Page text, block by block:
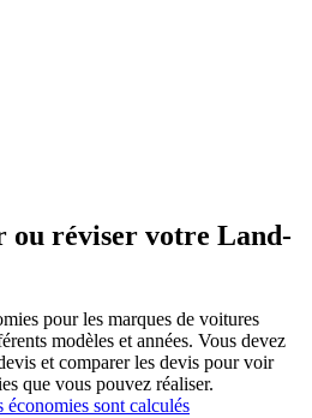
réviser votre Land-
pour les marques de voitures
modèles et années. Vous devez
et comparer les devis pour voir
que vous pouvez réaliser.
sont calculés